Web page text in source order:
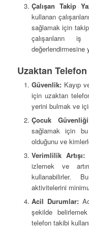
Çalışan Takip
kullanan
sağlamak için takip
çalışanların
değerlendirmesine
Uzaktan
Güvenlik:Kayıp
için uzaktan
yerini bulmak ve
Çocuk
sağlamak için
olduğunu ve
Verimlilik Artışı:
izlemek ve
kullanabilirler.
aktivitelerini
Acil Durumlar:
şekilde
telefon takibi